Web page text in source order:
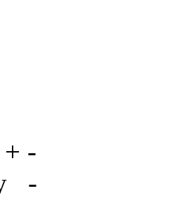
+ -
-